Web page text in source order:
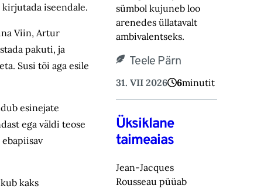
iseendale.
Viin, Artur
pakuti, ja
Susi tõi aga esile
esinejate
ega väldi teose
kaks
sümbol kujuneb loo
arenedes üllatavalt
ambivalentseks.
Teele Pärn
31. VII 2026 6minutit
Üksiklane
taimeaias
Jean-Jacques
Rousseau püüab